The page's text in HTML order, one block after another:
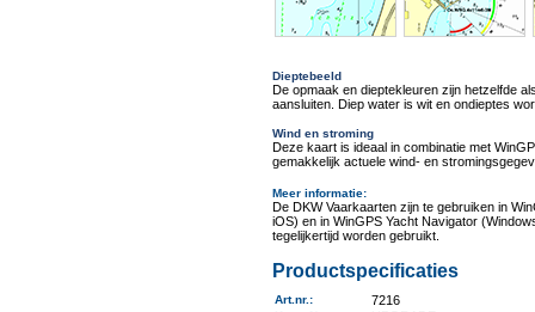
Dieptebeeld
De opmaak en dieptekleuren zijn hetzelfde
aansluiten. Diep water is wit en ondieptes
Wind en stroming
Deze kaart is ideaal in combinatie met
gemakkelijk actuele wind- en
Meer informatie:
De DKW Vaarkaarten zijn te gebruiken in
iOS) en in WinGPS Yacht Navigator
tegelijkertijd worden gebruikt.
Productspecificaties
Art.nr. : 7216